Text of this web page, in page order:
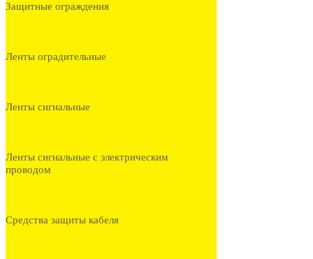
Защитные ограждения
Ленты оградительные
Ленты сигнальные
Ленты сигнальные с электрическим
проводом
Средства защиты кабеля